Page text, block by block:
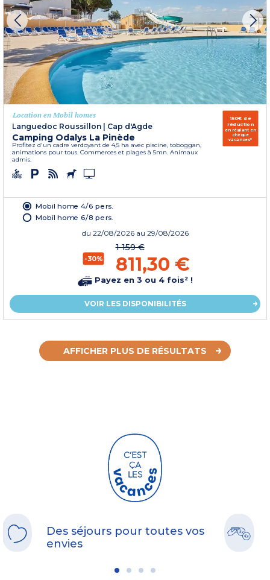
Location en Mobil homes
Languedoc Roussillon | Cap d'Agde
Camping Odalys La Pinède
Profitez d'un cadre verdoyant de 4,5 ha avec piscine, toboggan,
animations pour tous. Commerces et plages à 5mn. Animaux
admis.
150€ de
réduction
en réglant en
chèque
vacances*
Mobil home 4/6 pers.
Mobil home 6/8 pers.
du 22/08/2026 au 29/08/2026
-30%
1 159 €
811,30 €
Payez en 3 ou 4 fois² !
VOIR LES DISPONIBILITÉS
AFFICHER PLUS DE RÉSULTATS
Des séjours pour toutes vos
envies